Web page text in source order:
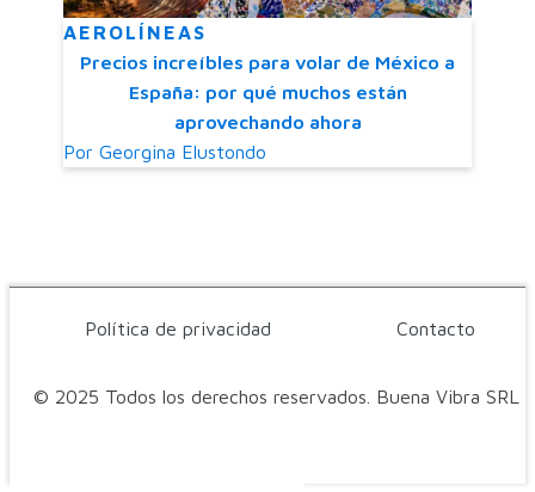
AEROLÍNEAS
Precios increíbles para volar de México a
España: por qué muchos están
aprovechando ahora
Por Georgina Elustondo
© 2025 Todos los derechos reservados. Buena Vibra SRL
Política de privacidad Contacto